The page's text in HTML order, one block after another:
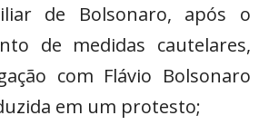
de Bolsonaro, após o
de medidas cautelares,
com Flávio Bolsonaro
em um protesto;